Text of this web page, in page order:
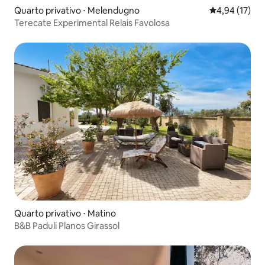
Quarto privativo ⋅ Melendugno 4,94 de uma
4,94 (17)
Terecate Experimental Relais Favolosa
Quarto privativo ⋅ Matino
B&B Paduli Planos Girassol